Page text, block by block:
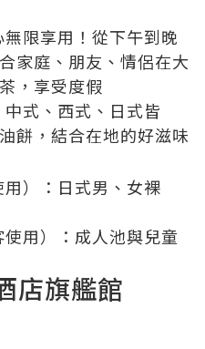
限享用！從下午到晚
家庭、朋友、情侶在大
，享受度假
式、西式、日式皆
餅，結合在地的好滋味
）：日式男、女裸
用）：成人池與兒童
店旗艦館